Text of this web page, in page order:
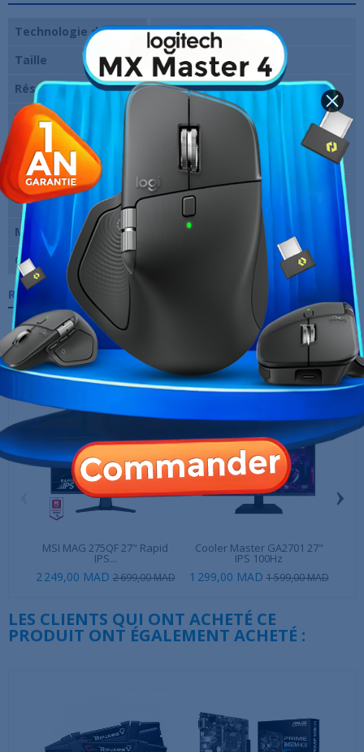
Technologie de dalle
IPS
Taille
24 pouces
Résolution
1920 x 1080 pixels (FHD)
Fréquence verticale
maxi
Temps de réponse
1 ms
Entrées vidéo
1 x DisplayPort Femelle, 2 x HDMI
Femelle
Marque
Garantie
Références spécifiques
10 AUTRES PRODUITS DANS LA MÊME
CATÉGORIE :
MSI MAG 275QF 27" Rapid
IPS...
2 249,00 MAD 2 699,00 MAD
Cooler Master GA2701 27"
IPS 100Hz
1 299,00 MAD 1 599,00 MAD
›
LES CLIENTS QUI ONT ACHETÉ CE
PRODUIT ONT ÉGALEMENT ACHETÉ :